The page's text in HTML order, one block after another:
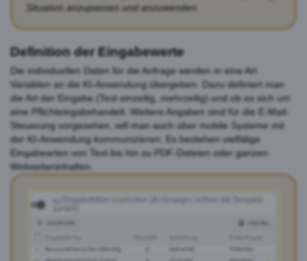
Situation anzupassen und anzuwenden.
Definition der Eingabewerte
Die individuellen Daten für die Anfrage werden in eine Art
Variablen an die KI-Anwendung übergeben. Dazu definiert man
die Art der Eingabe (Text einzeilig, mehrzeilig) und ob es sich um
eine Pflichteingabehandelt. Weitere Angaben sind für die E-Mail-
Steuerung vorgesehen, will man auch über mobile Systeme mit
der KI-Anwendung kommunizieren. Es bestehen vielfälige
Eingabearten von Text bis hin zu PDF-Dateien oder ganzen
Webseiteninhalten.